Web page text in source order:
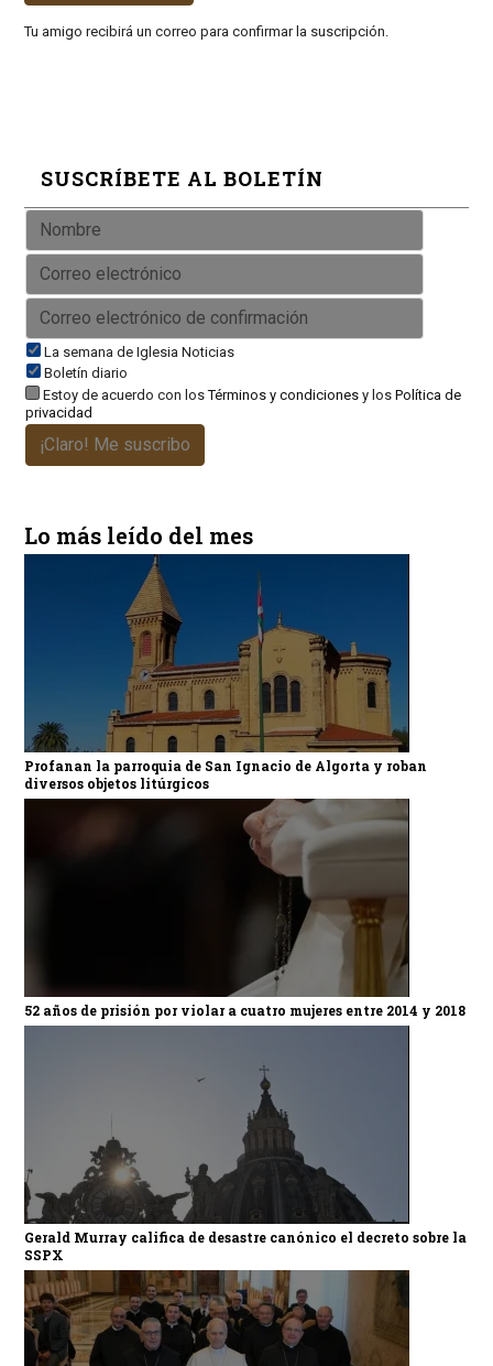
Tu amigo recibirá un correo para confirmar la suscripción.
SUSCRÍBETE AL BOLETÍN
La semana de Iglesia Noticias
Boletín diario
Estoy de acuerdo con losTérminos y condicionesy los Política de
privacidad
¡Claro! Me suscribo
Lo más leído del mes
Profanan la parroquia de San Ignacio de Algorta y roban
diversos objetos litúrgicos
52 años de prisión por violar a cuatro mujeres entre 2014 y 2018
Gerald Murray califica de desastre canónico el decreto sobre la
SSPX